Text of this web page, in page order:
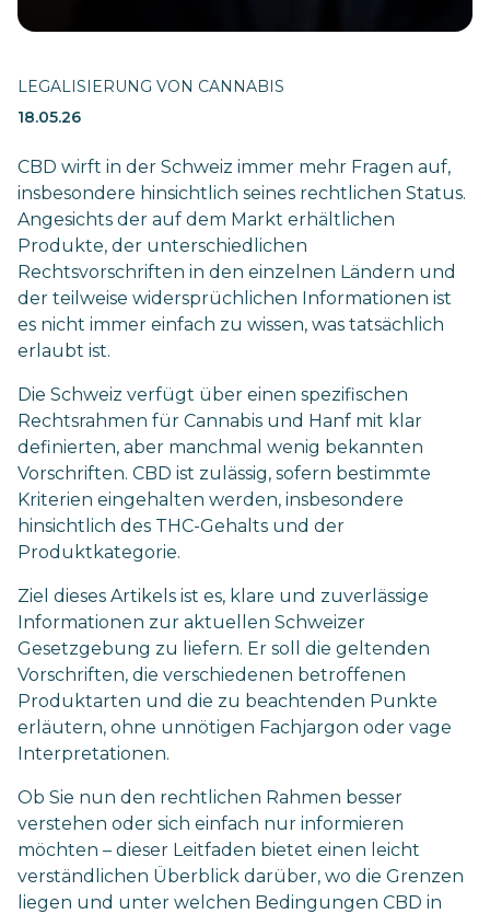
LEGALISIERUNG VON CANNABIS
18.05.26
CBD wirft in der Schweiz immer mehr Fragen auf,
insbesondere hinsichtlich seines rechtlichen Status.
Angesichts der auf dem Markt erhältlichen
Produkte, der unterschiedlichen
Rechtsvorschriften in den einzelnen Ländern und
der teilweise widersprüchlichen Informationen ist
es nicht immer einfach zu wissen, was tatsächlich
erlaubt ist.
Die Schweiz verfügt über einen spezifischen
Rechtsrahmen für Cannabis und Hanf mit klar
definierten, aber manchmal wenig bekannten
Vorschriften. CBD ist zulässig, sofern bestimmte
Kriterien eingehalten werden, insbesondere
hinsichtlich des THC-Gehalts und der
Produktkategorie.
Ziel dieses Artikels ist es, klare und zuverlässige
Informationen zur aktuellen Schweizer
Gesetzgebung zu liefern. Er soll die geltenden
Vorschriften, die verschiedenen betroffenen
Produktarten und die zu beachtenden Punkte
erläutern, ohne unnötigen Fachjargon oder vage
Interpretationen.
Ob Sie nun den rechtlichen Rahmen besser
verstehen oder sich einfach nur informieren
möchten – dieser Leitfaden bietet einen leicht
verständlichen Überblick darüber, wo die Grenzen
liegen und unter welchen Bedingungen CBD in